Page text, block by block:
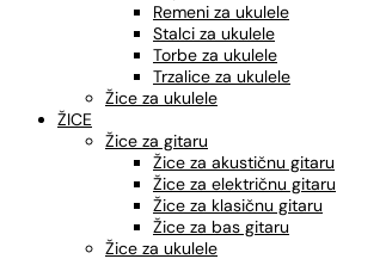
Remeni za ukulele
Stalci za ukulele
Torbe za ukulele
Trzalice za ukulele
Žice za ukulele
ŽICE
Žice za gitaru
Žice za akustičnu gitaru
Žice za električnu gitaru
Žice za klasičnu gitaru
Žice za bas gitaru
Žice za ukulele